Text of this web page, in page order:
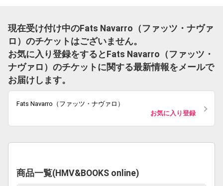
現在受け付け中のFats Navarro（ファッツ・ナヴァ
ロ）のチケットはございません。
お気に入り登録をするとFats Navarro（ファッツ・
ナヴァロ）のチケットに関する最新情報をメールで
お届けします。
Fats Navarro（ファッツ・ナヴァロ）
お気に入り登録
商品一覧(HMV&BOOKS online)